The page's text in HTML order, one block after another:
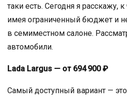
таки есть. Сегодня я расскажу,
имея ограниченный бюджет и
в семиместном салоне.
автомобили.
Lada Largus — от 694 900 ₽
Самый доступный вариант —